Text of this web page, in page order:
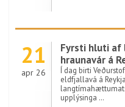
21
apr 26
Fyrsti hluti
hraunavár á
Í dag birti
eldfjallavá á
upplýsinga …